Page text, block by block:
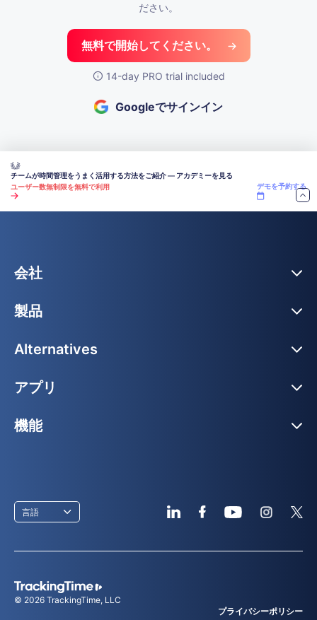
ださい。
無料で開始してください。
14-day PRO trial included
Googleでサインイン
チームが時間管理をうまく活用する方法をご紹介 — アカデミーを見る
ユーザー数無制限を無料で利用
デモを予約する
会社
製品
Alternatives
アプリ
機能
© 2026 TrackingTime, LLC
プライバシーポリシー
言語